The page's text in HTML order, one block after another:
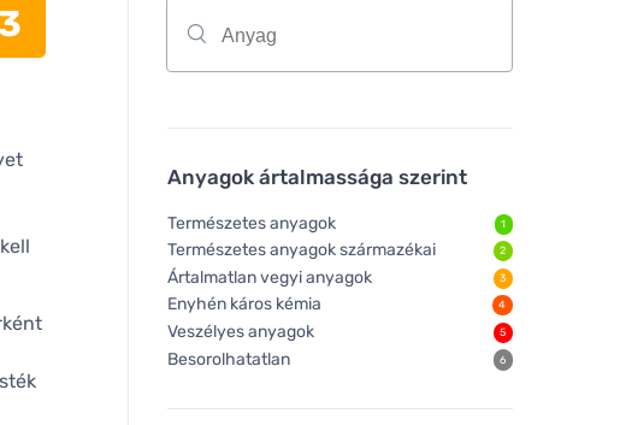
3
Anyagok ártalmassága szerint
Természetes anyagok 1
Természetes anyagok származékai 2
Ártalmatlan vegyi anyagok 3
Enyhén káros kémia 4
Veszélyes anyagok 5
Besorolhatatlan 6